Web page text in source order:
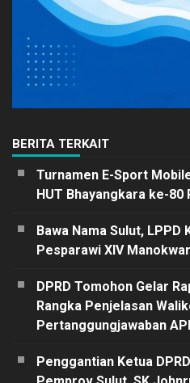
BERITA TERKAIT
Turnamen E-Sport
HUT Bhayangkara ke-
Bawa Nama Sulut, LPPD
Pesparawi XIV
DPRD Tomohon Gelar
Rangka Penjelasan
Pertanggungjawaban
Penggantian Ketua